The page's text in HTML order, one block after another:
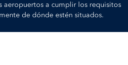
aeropuertos a cumplir los requisitos
de dónde estén situados.